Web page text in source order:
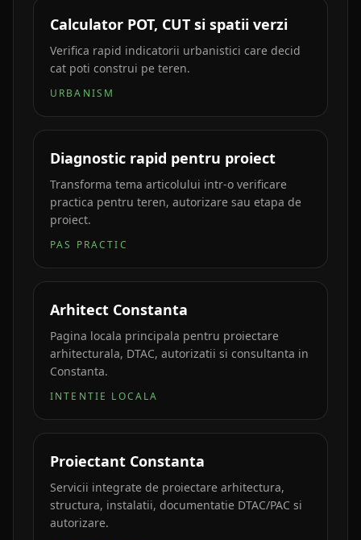
Calculator POT, CUT si spatii verzi
Verifica rapid indicatorii urbanistici care decid
cat poti construi pe teren.
URBANISM
Diagnostic rapid pentru proiect
Transforma tema articolului intr-o verificare
practica pentru teren, autorizare sau etapa de
proiect.
PAS PRACTIC
Arhitect Constanta
Pagina locala principala pentru proiectare
arhitecturala, DTAC, autorizatii si consultanta in
Constanta.
INTENTIE LOCALA
Proiectant Constanta
Servicii integrate de proiectare arhitectura,
structura, instalatii, documentatie DTAC/PAC si
autorizare.